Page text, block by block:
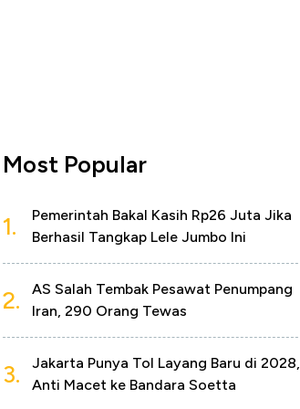
Most Popular
1.
Pemerintah Bakal Kasih Rp26 Juta Jika
Berhasil Tangkap Lele Jumbo Ini
2.
AS Salah Tembak Pesawat Penumpang
Iran, 290 Orang Tewas
3.
Jakarta Punya Tol Layang Baru di 2028,
Anti Macet ke Bandara Soetta